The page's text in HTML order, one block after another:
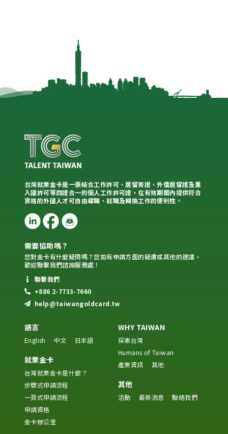
台灣就業金卡是一張結合工作許可、居留簽證、外僑居留證及重
入國許可等四證合一的個人工作許可證，在有效期間內提供符合
資格的外國人才可自由尋職、就職及轉換工作的便利性。
需要協助嗎？
您對金卡有什麼疑問嗎？您如有申請方面的疑慮或其他的建議，
歡迎聯繫我們諮詢服務處！
聯繫我們
+886 2-7733-7660
help@taiwangoldcard.tw
語言
English 中文 日本語
就業金卡
台灣就業金卡是什麼？
步驟式申請流程
一頁式申請流程
申請資格
金卡辦公室
WHY TAIWAN
探索台灣
Humans of Taiwan
產業資訊
其他
其他
活動 最新消息 聯絡我們